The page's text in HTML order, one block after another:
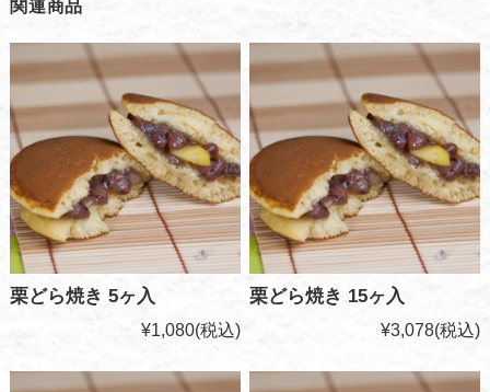
関連商品
栗どら焼き 5ヶ入
¥1,080(税込)
栗どら焼き 15ヶ入
¥3,078(税込)